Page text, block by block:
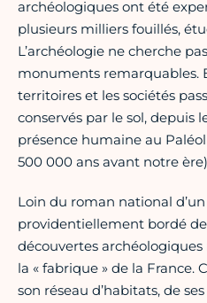
archéologiques ont été
plusieurs milliers fouillés,
L’archéologie ne cherche
monuments remarquables.
territoires et les sociétés
conservés par le sol, depuis
présence humaine au
500 000 ans avant notre
Loin du roman national
providentiellement bordé
découvertes
la « fabrique » de la France.
son réseau d’habitats, de